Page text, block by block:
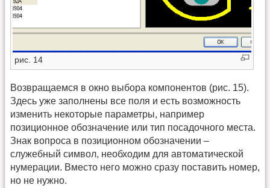
рис. 14
Возвращаемся в окно выбора компонентов (рис. 15).
Здесь уже заполнены все поля и есть возможность
изменить некоторые параметры, например
позиционное обозначение или тип посадочного места.
Знак вопроса в позиционном обозначении –
служебный символ, необходим для автоматической
нумерации. Вместо него можно сразу поставить номер,
но не нужно.